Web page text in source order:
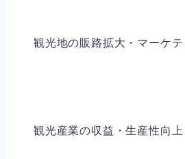
観光地の販路拡大・マーケ
観光産業の収益・生産性向上